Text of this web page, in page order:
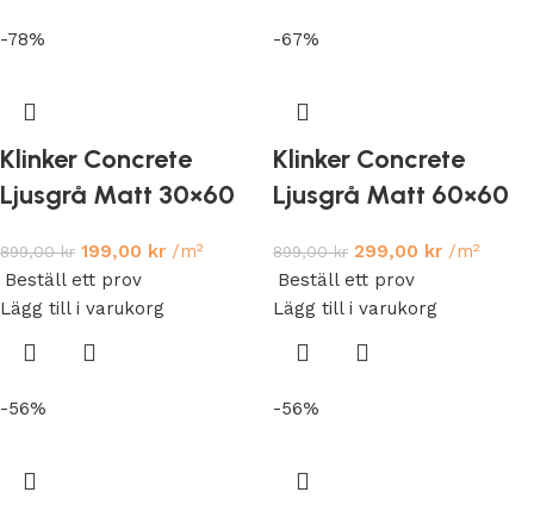
-78%
Klinker Concrete
Ljusgrå Matt 30×60
899,00kr 199,00 kr /m²
Beställ ett prov
Lägg till i varukorg
-67%
Klinker Concrete
Ljusgrå Matt 60×60
899,00kr 299,00 kr /m²
Beställ ett prov
Lägg till i varukorg
-56% -56%